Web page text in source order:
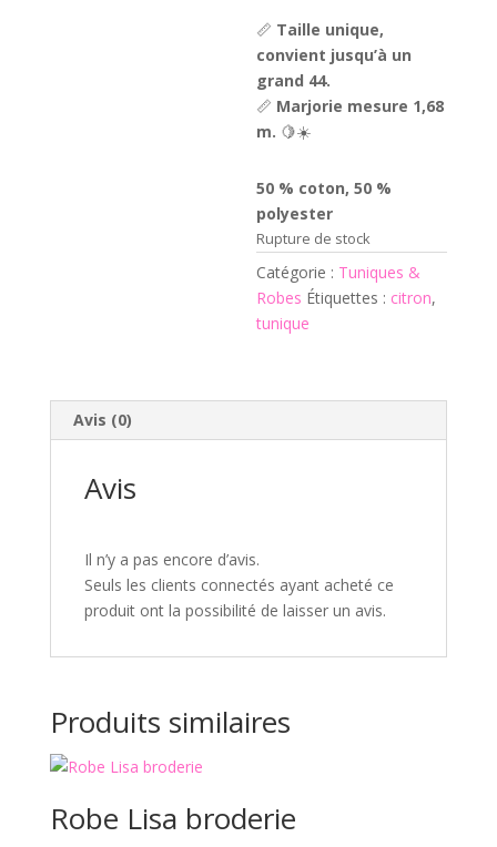
📏 Taille unique,
convient jusqu’à un
grand 44.
📏 Marjorie mesure 1,68
m. 🍋☀️
50 % coton, 50 %
polyester
Rupture de stock
Catégorie : Tuniques &
Robes Étiquettes : citron,
tunique
Avis (0)
Avis
Il n’y a pas encore d’avis.
Seuls les clients connectés ayant acheté ce
produit ont la possibilité de laisser un avis.
Produits similaires
Robe Lisa broderie